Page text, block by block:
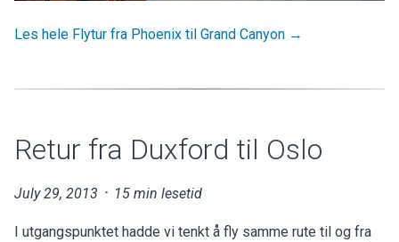
Les hele Flytur fra Phoenix til Grand Canyon →
Retur fra Duxford til Oslo
July 29, 2013 · 15 min lesetid
I utgangspunktet hadde vi tenkt å fly samme rute til og fra